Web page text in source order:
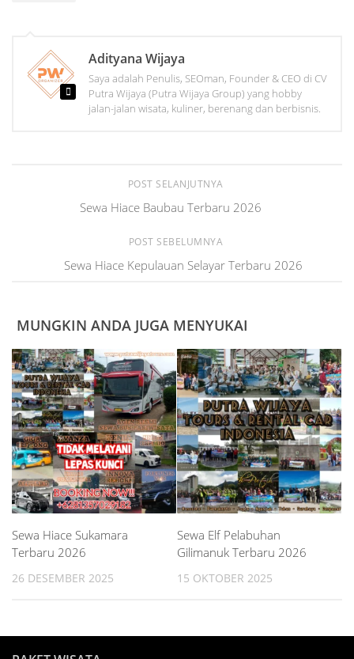
Adityana Wijaya
Saya adalah Penulis, SEOman, Founder & CEO di CV
Putra Wijaya (Putra Wijaya Group) yang hobby
jalan-jalan wisata, kuliner, berenang dan berbisnis.
POST SELANJUTNYA
Sewa Hiace Baubau Terbaru 2026
POST SEBELUMNYA
Sewa Hiace Kepulauan Selayar Terbaru 2026
MUNGKIN ANDA JUGA MENYUKAI
Sewa Hiace Sukamara
Terbaru 2026
26 DESEMBER 2025
Sewa Elf Pelabuhan
Gilimanuk Terbaru 2026
15 OKTOBER 2025